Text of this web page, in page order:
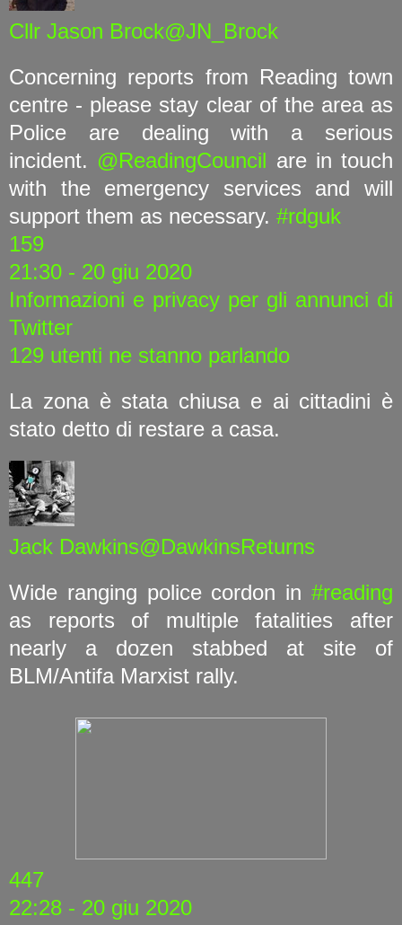
Cllr Jason Brock@JN_Brock
Concerning reports from Reading town
centre - please stay clear of the area as
Police are dealing with a serious
incident. @ReadingCouncil are in touch
with the emergency services and will
support them as necessary. #rdguk
159
21:30 - 20 giu 2020
Informazioni e privacy per gli annunci di
Twitter
129 utenti ne stanno parlando
La zona è stata chiusa e ai cittadini è
stato detto di restare a casa.
Jack Dawkins@DawkinsReturns
Wide ranging police cordon in #reading
as reports of multiple fatalities after
nearly a dozen stabbed at site of
BLM/Antifa Marxist rally.
447
22:28 - 20 giu 2020